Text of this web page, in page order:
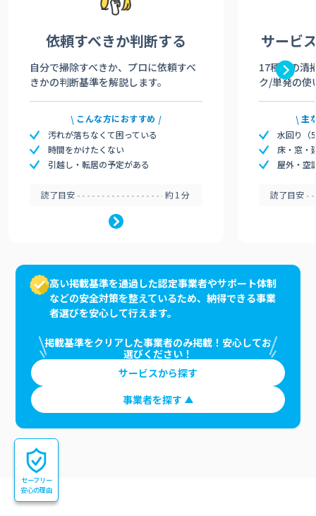
依頼すべきか判断する
自分で掃除すべきか、プロに依頼すべ
きかの判断基準を解説します。
こんな方におすすめ
汚れが落ちなくて困っている
時間をかけたくない
引越し・転居の予定がある
読了目安 約1分
サービ
17種類の清
ク/単発の使
主
水回り（
床・窓・
屋外・空
読了目安
高い掲載基準を通過した認定事業者やサポート体制
などの安全対策を整えているため、納得できる事業
者選びを安心して行えます。
掲載基準をクリアした事業者のみ掲載！安心してお
選びください！
サービスから探す
事業者を探す
セーフリー
安心の理由